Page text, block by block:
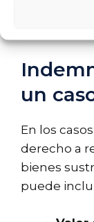
un
En los
derecho a
bienes
puede